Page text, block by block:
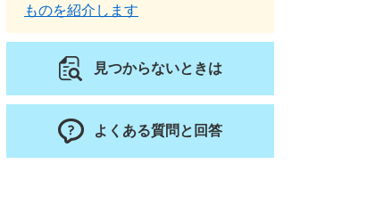
ものを紹介します
見つからないときは
よくある質問と回答